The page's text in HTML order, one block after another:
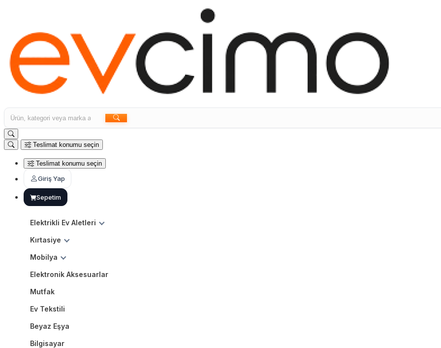
Teslimat konumu seçin
Teslimat konumu seçin
Giriş Yap
Sepetim
Elektrikli Ev Aletleri
Kırtasiye
Mobilya
Elektronik Aksesuarlar
Mutfak
Ev Tekstili
Beyaz Eşya
Bilgisayar